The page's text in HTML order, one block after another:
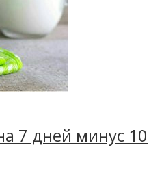
7 дней минус 10